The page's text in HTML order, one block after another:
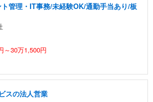
管理・IT事務/未経験OK/通勤手当あり/板
～30万1,500円
スの法人営業